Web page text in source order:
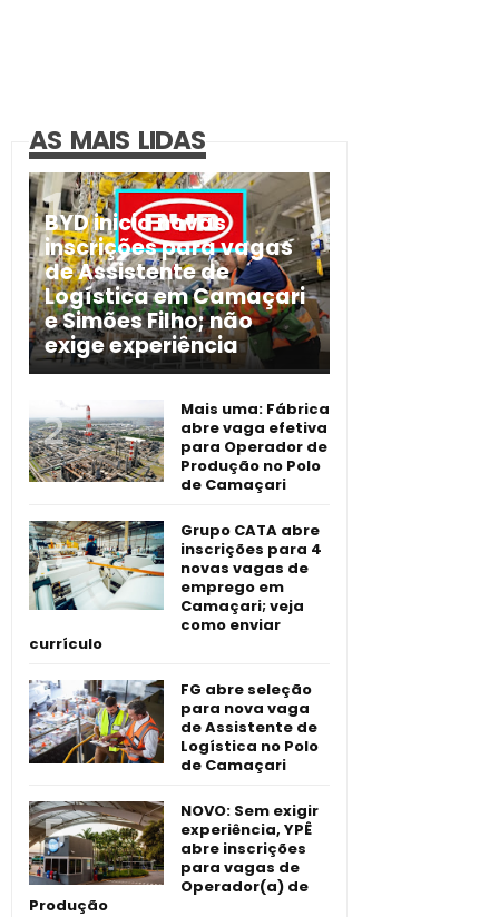
AS MAIS LIDAS
BYD inicia novas
inscrições para vagas
de Assistente de
Logística em Camaçari
e Simões Filho; não
exige experiência
Mais uma: Fábrica
abre vaga efetiva
para Operador de
Produção no Polo
de Camaçari
Grupo CATA abre
inscrições para 4
novas vagas de
emprego em
Camaçari; veja
como enviar
currículo
FG abre seleção
para nova vaga
de Assistente de
Logística no Polo
de Camaçari
NOVO: Sem exigir
experiência, YPÊ
abre inscrições
para vagas de
Operador(a) de
Produção